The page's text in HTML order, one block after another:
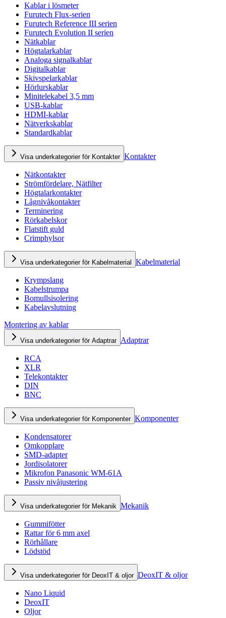
Kablar i lösmeter
Furutech Flux-serien
Furutech Reference III serien
Furutech Evolution II serien
Nätkablar
Högtalarkablar
Analoga signalkablar
Digitalkablar
Skivspelarkablar
Hörlurskablar
Minitelekabel 3,5 mm
USB-kablar
HDMI-kablar
Nätverkskablar
Standardkablar
Visa underkategorier för Kontakter Kontakter
Nätkontakter
Strömfördelare, Nätfilter
Högtalarkontakter
Lågnivåkontakter
Terminering
Rörkabelskor
Flatstift guld
Crimphylsor
Visa underkategorier för Kabelmaterial Kabelmaterial
Krympslang
Kabelstrumpa
Bomullsisolering
Kabelavslutning
Montering av kablar
Visa underkategorier för Adaptrar Adaptrar
RCA
XLR
Telekontakter
DIN
BNC
Visa underkategorier för Komponenter Komponenter
Kondensatorer
Omkopplare
SMD-adapter
Jordisolatorer
Mikrofon Panasonic WM-61A
Passiv nivåjustering
Visa underkategorier för Mekanik Mekanik
Gummifötter
Rattar för 6 mm axel
Rörhållare
Lödstöd
Visa underkategorier för DeoxIT & oljor DeoxIT & oljor
Nano Liquid
DeoxIT
Oljor